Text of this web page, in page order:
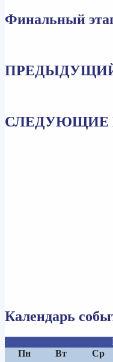
Финальный
СЛЕДУЮЩИЕ
Календарь
Пн
Вт Ср